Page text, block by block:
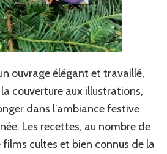
ouvrage élégant et travaillé,
couverture aux illustrations,
dans l’ambiance festive
Les recettes, au nombre de
cultes et bien connus de la